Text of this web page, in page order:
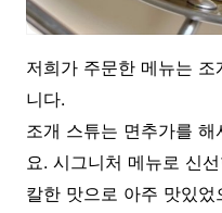
저희가 주문한 메뉴는
니다.
조개 스튜는 면추가를
요. 시그니처 메뉴로 신
칼한 맛으로 아주 맛있었